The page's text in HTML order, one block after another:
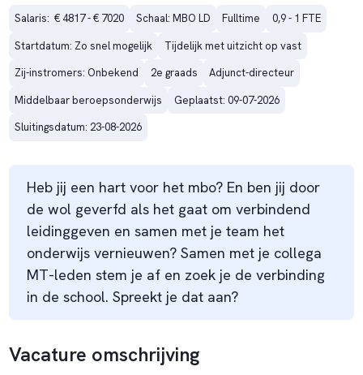
Salaris:  € 4817 - € 7020 Schaal: MBO LD Fulltime
0,9 - 1 FTE
Startdatum: Zo snel mogelijk
Tijdelijk met uitzicht op vast
Zij-instromers: Onbekend
2e graads
Adjunct-directeur
Middelbaar beroepsonderwijs
Geplaatst: 09-07-2026
Sluitingsdatum: 23-08-2026
Heb jij een hart voor het mbo? En ben jij door
de wol geverfd als het gaat om verbindend
leidinggeven en samen met je team het
onderwijs vernieuwen? Samen met je collega
MT-leden stem je af en zoek je de verbinding
in de school. Spreekt je dat aan?
Vacature omschrijving